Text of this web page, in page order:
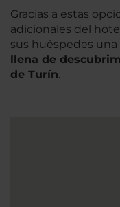
Gracias a estas
adicionales del
sus huéspedes
llena de
de Turín.